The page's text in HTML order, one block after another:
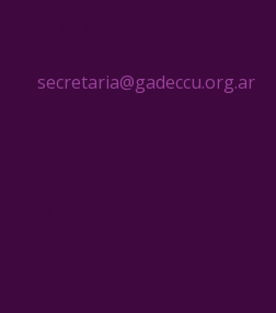
secretaria@gadeccu.org.ar